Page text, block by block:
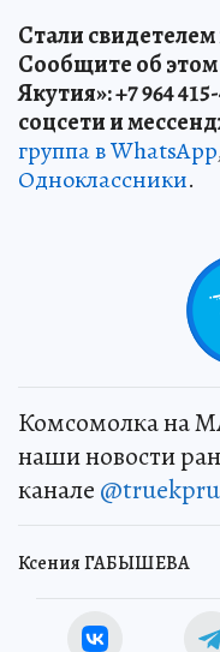
Стали
Сообщите об
Якутия»: +7 964
соцсети и
группа в WhatsApp
Одноклассники.
Комсомолка на
наши новости
канале @truekpru
Ксения ГАБЫШЕВА